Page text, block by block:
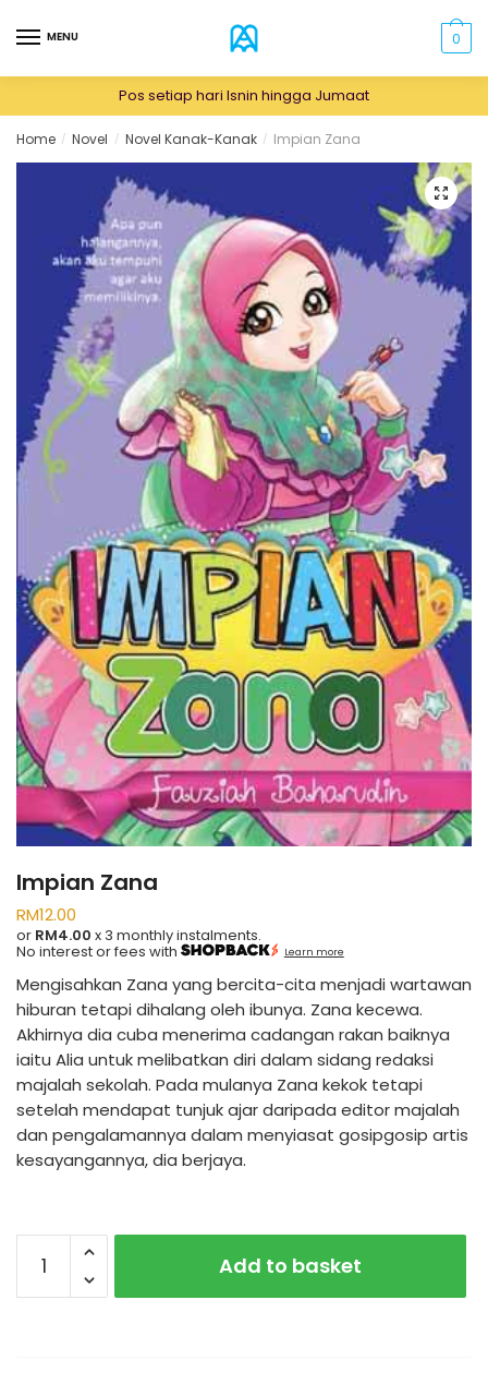
to
to
MENU 0
Pos setiap hari Isnin hingga Jumaat
Home / Novel / Novel Kanak-Kanak / Impian Zana
🔍
Impian Zana
RM12.00
or RM4.00 x 3 monthly instalments.
No interest or fees with Learn more
Mengisahkan Zana yang bercita-cita menjadi wartawan
hiburan tetapi dihalang oleh ibunya. Zana kecewa.
Akhirnya dia cuba menerima cadangan rakan baiknya
iaitu Alia untuk melibatkan diri dalam sidang redaksi
majalah sekolah. Pada mulanya Zana kekok tetapi
setelah mendapat tunjuk ajar daripada editor majalah
dan pengalamannya dalam menyiasat gosipgosip artis
kesayangannya, dia berjaya.
Zana
quantity
Add to basket